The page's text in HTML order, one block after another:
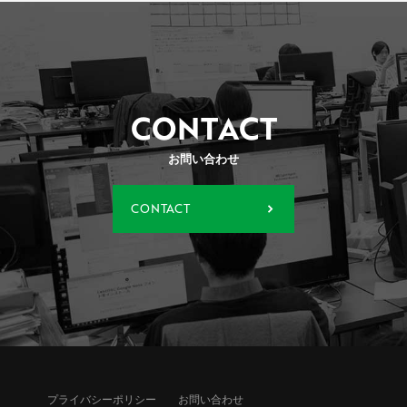
CONTACT
お問い合わせ
CONTACT
プライバシーポリシー お問い合わせ